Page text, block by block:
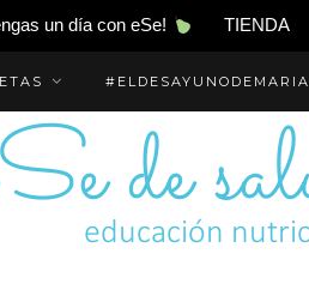
un día con eSe! TIENDA
#ELDESAYUNODEMARIA